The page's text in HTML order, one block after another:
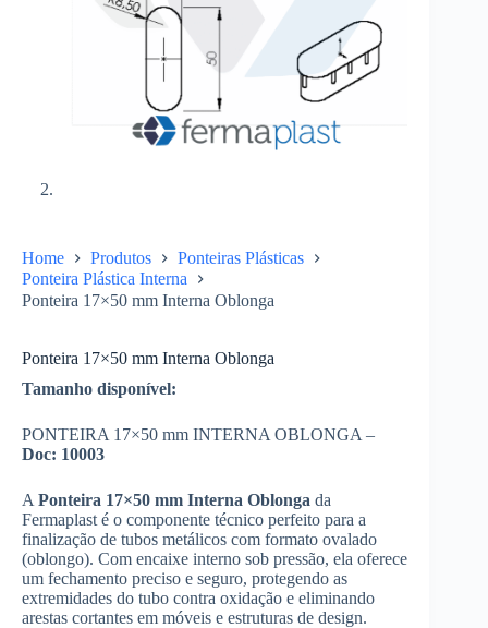
Home Produtos
Ponteiras Plásticas
Ponteira Plástica Interna
Ponteira 17×50 mm Interna Oblonga
Ponteira 17×50 mm Interna Oblonga
Tamanho disponível:
PONTEIRA 17×50 mm INTERNA OBLONGA –
Doc: 10003
A Ponteira 17×50 mm Interna Oblonga da
Fermaplast é o componente técnico perfeito para a
finalização de tubos metálicos com formato ovalado
(oblongo). Com encaixe interno sob pressão, ela oferece
um fechamento preciso e seguro, protegendo as
extremidades do tubo contra oxidação e eliminando
arestas cortantes em móveis e estruturas de design.